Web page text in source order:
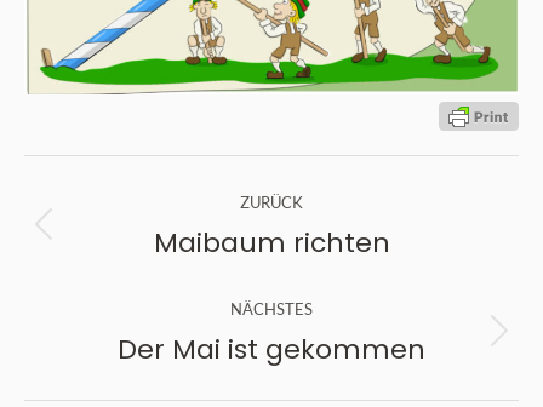
ZURÜCK
Vorheriger
Maibaum richten
NÄCHSTES
Nächster
Der Mai ist gekommen